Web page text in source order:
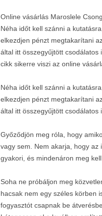
Online vásárlás Maroslele
Néha időt kell szánni a
elkezdjen pénzt megtakarítani
által itt összegyűjtött
cikk sikerre viszi az online
Néha időt kell szánni a
elkezdjen pénzt megtakarítani
által itt összegyűjtött csodálatos
Győződjön meg róla, hogy
vagy sem. Nem akarja, hogy az
gyakori, és mindenáron meg
Soha ne próbáljon meg
hacsak nem egy széles körben
fogyasztót csapnak be